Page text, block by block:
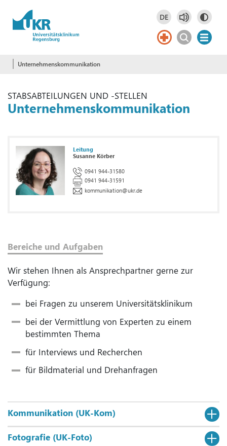
Springe zum Hauptinhalt DE
Deutsch
DE
Unternehmenskommunikation
STABSABTEILUNGEN UND -STELLEN
Unternehmenskommunikation
Leitung
Susanne Körber
0941 944-31580
0941 944-31591
kommunikation@ukr.de
Bereiche und Aufgaben
Wir stehen Ihnen als Ansprechpartner gerne zur
Verfügung:
bei Fragen zu unserem Universitätsklinikum
bei der Vermittlung von Experten zu einem
bestimmten Thema
für Interviews und Recherchen
für Bildmaterial und Drehanfragen
Kommunikation (UK-Kom)
Fotografie (UK-Foto)